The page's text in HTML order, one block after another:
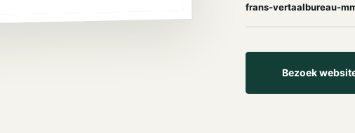
frans-vertaalbureau-
Bezoek